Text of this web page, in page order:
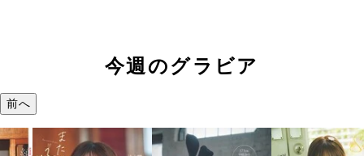
今週のグラビア
前へ